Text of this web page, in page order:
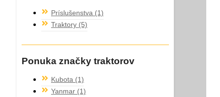
Príslušenstva (1)
Traktory (5)
Ponuka značky traktorov
Kubota (1)
Yanmar (1)